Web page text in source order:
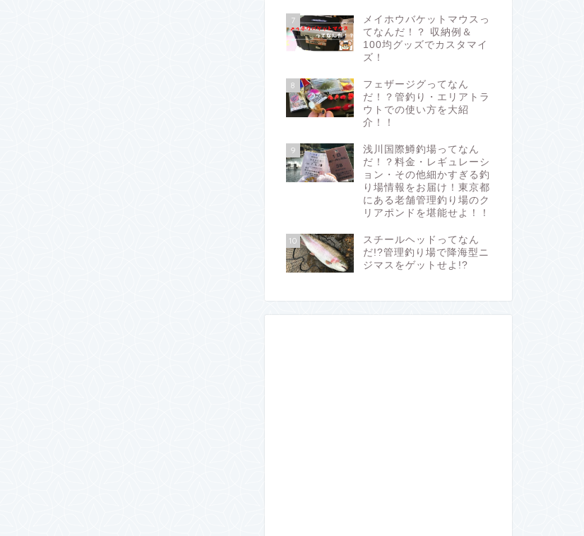
7
メイホウバケットマウスっ
てなんだ！？ 収納例＆
100均グッズでカスタマイ
ズ！
8
フェザージグってなん
だ！？管釣り・エリアトラ
ウトでの使い方を大紹
介！！
9
浅川国際鱒釣場ってなん
だ！？料金・レギュレーシ
ョン・その他細かすぎる釣
り場情報をお届け！東京都
にある老舗管理釣り場のク
リアポンドを堪能せよ！！
10
スチールヘッドってなん
だ!?管理釣り場で降海型ニ
ジマスをゲットせよ!?